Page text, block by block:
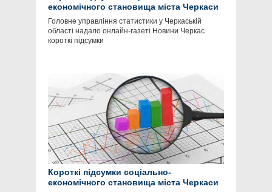
економічного становища міста Черкаси
Головне управління статистики у Черкаській
області надало онлайн-газеті Новини Черкас
короткі підсумки
Короткі підсумки соціально-
економічного становища міста Черкаси